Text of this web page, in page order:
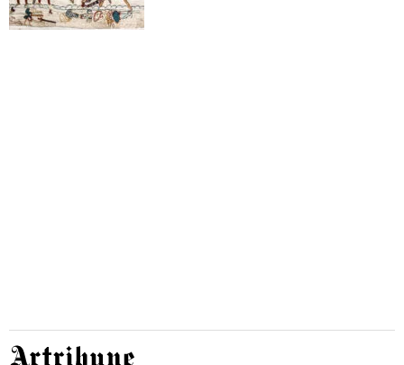
Artribune